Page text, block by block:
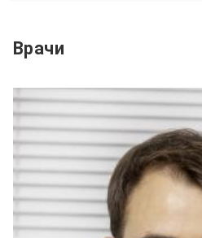
Врачи